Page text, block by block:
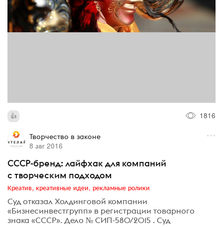
1816
Творчество в законе
8 авг 2016
СССР-бренд: лайфхак для компаний
с творческим подходом
Креатив, креативные идеи, рекламные ролики
Суд отказал Холдинговой компании
«Бизнесинвестгрупп» в регистрации товарного
знака «СССР». Дело № СИП-580/2015 . Суд